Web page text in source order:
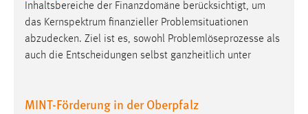
Inhaltsbereiche der Finanzdomäne berücksichtigt, um
das Kernspektrum finanzieller Problemsituationen
abzudecken. Ziel ist es, sowohl Problemlöseprozesse als
auch die Entscheidungen selbst ganzheitlich unter
MINT-Förderung in der Oberpfalz